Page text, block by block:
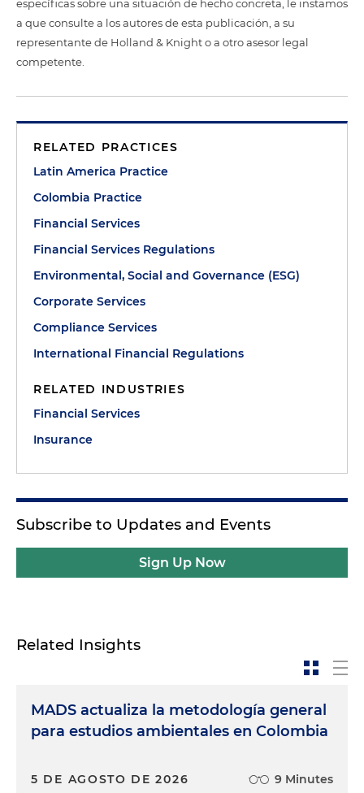
específicas sobre una situación de hecho concreta, le instamos
a que consulte a los autores de esta publicación, a su
representante de Holland & Knight o a otro asesor legal
competente.
RELATED PRACTICES
Latin America Practice
Colombia Practice
Financial Services
Financial Services Regulations
Environmental, Social and Governance (ESG)
Corporate Services
Compliance Services
International Financial Regulations
RELATED INDUSTRIES
Financial Services
Insurance
Subscribe to Updates and Events
Sign Up Now
Related Insights
MADS actualiza la metodología general
para estudios ambientales en Colombia
5 DE AGOSTO DE 2026 9 Minutes